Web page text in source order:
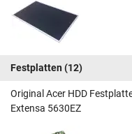
Festplatten (12)
Original Acer HDD
Extensa 5630EZ